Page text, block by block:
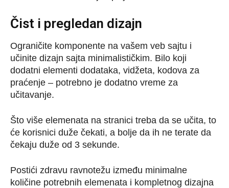
Čist i pregledan dizajn
Ograničite komponente na vašem veb sajtu i
učinite dizajn sajta minimalističkim. Bilo koji
dodatni elementi dodataka, vidžeta, kodova za
praćenje – potrebno je dodatno vreme za
učitavanje.
Što više elemenata na stranici treba da se učita, to
će korisnici duže čekati, a bolje da ih ne terate da
čekaju duže od 3 sekunde.
Postići zdravu ravnotežu između minimalne
količine potrebnih elemenata i kompletnog dizajna